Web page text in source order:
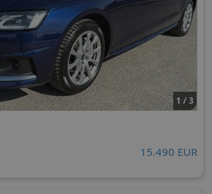
1 / 3
15.490 EUR